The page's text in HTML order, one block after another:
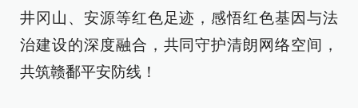
井冈山、安源等红色足迹，感悟红色基因与法
治建设的深度融合，共同守护清朗网络空间，
共筑赣鄱平安防线！